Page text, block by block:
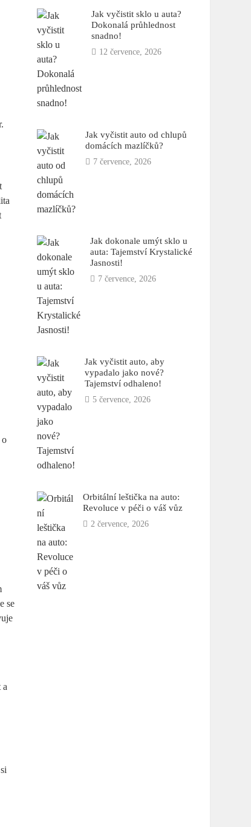
o
se
a
Jak vyčistit sklo u auta?
Dokonalá průhlednost
snadno!
12 července, 2026
Jak vyčistit auto od chlupů
domácích mazlíčků?
7 července, 2026
Jak dokonale umýt sklo u
auta: Tajemství Krystalické
Jasnosti!
7 července, 2026
Jak vyčistit auto, aby
vypadalo jako nové?
Tajemství odhaleno!
5 července, 2026
Orbitální leštička na auto:
Revoluce v péči o váš vůz
2 července, 2026